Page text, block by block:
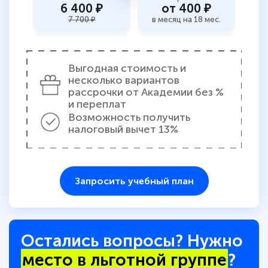
6 400 ₽
7 700 ₽
от 400 ₽
в месяц на 18 мес.
Выгодная стоимость и
несколько вариантов
рассрочки от Академии без %
и переплат
Возможность получить
налоговый вычет 13%
Запросить учебный план
Остались вопросы? Нужно
место в льготной группе?